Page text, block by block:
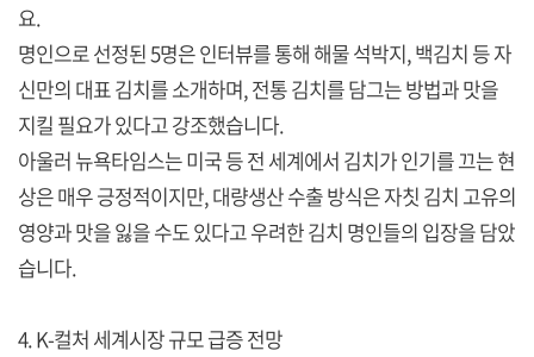
요.
명인으로 선정된 5명은 인터뷰를 통해 해물 석박지, 백김치 등 자
신만의 대표 김치를 소개하며, 전통 김치를 담그는 방법과 맛을
지킬 필요가 있다고 강조했습니다.
아울러 뉴욕타임스는 미국 등 전 세계에서 김치가 인기를 끄는 현
상은 매우 긍정적이지만, 대량생산 수출 방식은 자칫 김치 고유의
영양과 맛을 잃을 수도 있다고 우려한 김치 명인들의 입장을 담았
습니다.
4. K-컬처 세계시장 규모 급증 전망